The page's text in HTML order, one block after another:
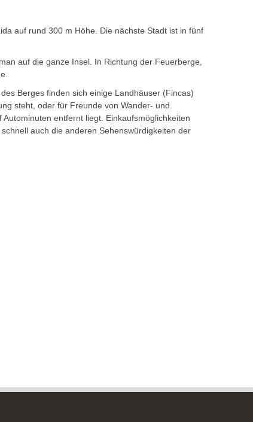
auf rund 300 m Höhe. Die nächste Stadt ist in fünf
auf die ganze Insel. In Richtung der Feuerberge,
Berges finden sich einige Landhäuser (Fincas)
steht, oder für Freunde von Wander- und
entfernt liegt. Einkaufsmöglichkeiten
auch die anderen Sehenswürdigkeiten der